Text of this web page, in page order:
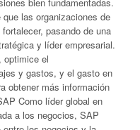
las organizaciones de
pasando de una
y líder empresarial.
optimice el
y gastos, y el gasto en
obtener más información
Como líder global en
a los negocios, SAP